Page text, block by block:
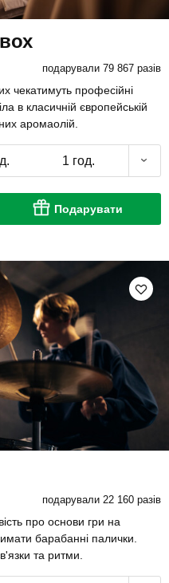
подарували 79 867 разів
чекатимуть професійні
в класичній європейській
аромаолій.
1 год.
Подарувати
подарували 22 160 разів
про основи гри на
барабанні палички.
та ритми.